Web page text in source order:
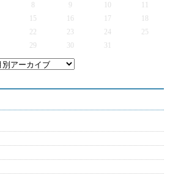
9
15 16 17
22 23 24
25
29 30 31